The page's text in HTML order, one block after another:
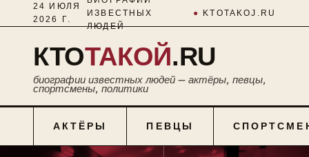
24 ИЮЛЯ
2026 Г.
ИЗВЕСТНЫХ
ЛЮДЕЙ
● KTOTAKOJ.RU
КТОТАКОЙ.RU
биографии известных людей — актёры, певцы,
спортсмены, политики
АКТЁРЫ ПЕВЦЫ